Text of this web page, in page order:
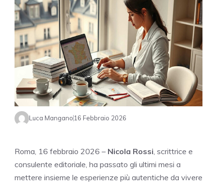
Luca Mangano16 Febbraio 2026
Roma, 16 febbraio 2026 – Nicola Rossi , scrittrice e
consulente editoriale, ha passato gli ultimi mesi a
mettere insieme le esperienze più autentiche da vivere